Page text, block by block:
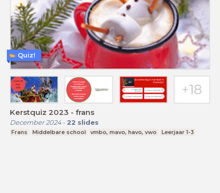
Kerstquiz 2023 - frans
December 2024- 22 slides
Frans Middelbare school vmbo, mavo, havo, vwo Leerjaar 1-3
Quiz!